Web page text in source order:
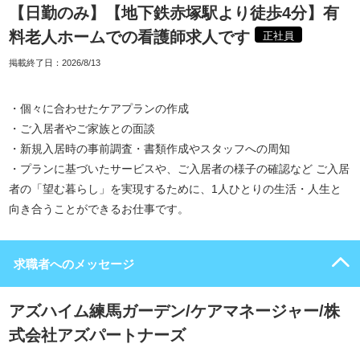
【日勤のみ】【地下鉄赤塚駅より徒歩4分】有
料老人ホームでの看護師求人です
正社員
掲載終了日： 2026/8/13
・個々に合わせたケアプランの作成
・ご入居者やご家族との面談
・新規入居時の事前調査・書類作成やスタッフへの周知
・プランに基づいたサービスや、ご入居者の様子の確認など ご入居
者の「望む暮らし」を実現するために、1人ひとりの生活・人生と
向き合うことができるお仕事です。
求職者へのメッセージ
アズハイム練馬ガーデン/ケアマネージャー/株
式会社アズパートナーズ